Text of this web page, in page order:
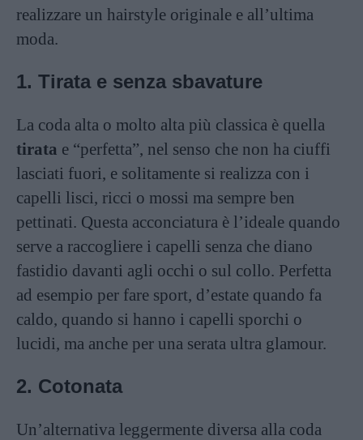
realizzare un hairstyle originale e all’ultima
moda.
1. Tirata e senza sbavature
La coda alta o molto alta più classica è quella
tirata e “perfetta”, nel senso che non ha ciuffi
lasciati fuori, e solitamente si realizza con i
capelli lisci, ricci o mossi ma sempre ben
pettinati. Questa acconciatura è l’ideale quando
serve a raccogliere i capelli senza che diano
fastidio davanti agli occhi o sul collo. Perfetta
ad esempio per fare sport, d’estate quando fa
caldo, quando si hanno i capelli sporchi o
lucidi, ma anche per una serata ultra glamour.
2. Cotonata
Un’alternativa leggermente diversa alla coda